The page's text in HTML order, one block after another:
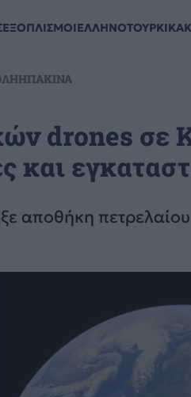
ΕΞΟΠΛΙΣΜΟΙΕΛΛΗΝΟΤΟΥΡΚΙΚΑ
ΗΠΑΚΙΝΑ
drones σε
αποθήκη